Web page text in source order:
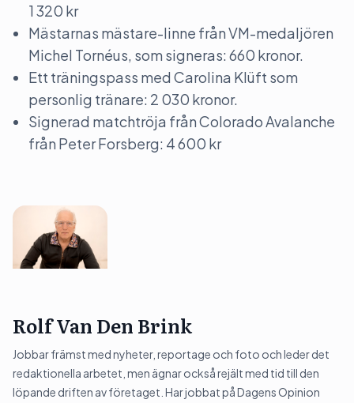
1 320 kr
Mästarnas mästare-linne från VM-medaljören
Michel Tornéus, som signeras: 660 kronor.
Ett träningspass med Carolina Klüft som
personlig tränare: 2 030 kronor.
Signerad matchtröja från Colorado Avalanche
från Peter Forsberg: 4 600 kr
Rolf Van Den Brink
Jobbar främst med nyheter, reportage och foto och leder det
redaktionella arbetet, men ägnar också rejält med tid till den
löpande driften av företaget. Har jobbat på Dagens Opinion